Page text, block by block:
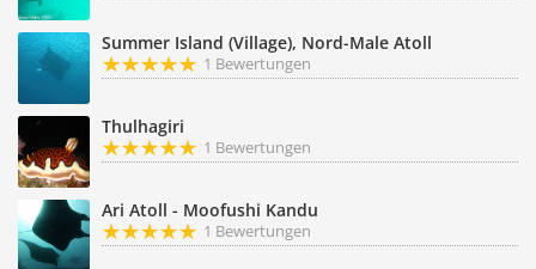
Summer Island (Village), Nord-Male Atoll
1 Bewertungen
Thulhagiri
1 Bewertungen
Ari Atoll - Moofushi Kandu
1 Bewertungen